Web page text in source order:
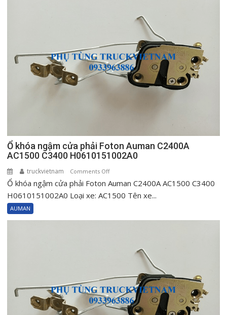
Ổ khóa ngậm cửa phải Foton Auman C2400A
AC1500 C3400 H0610151002A0
truckvietnam Comments Offon
Ổ
khóa
H0610151002A0
Ổ khóa ngậm cửa phải Foton Auman C2400A AC1500 C3400
H0610151002A0 Loại xe: AC1500 Tên xe...
AUMAN